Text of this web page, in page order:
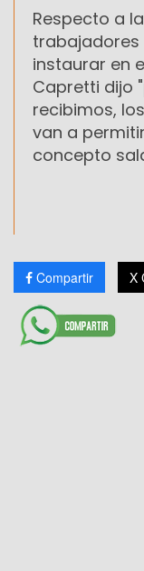
Respecto a
trabajadores
instaurar en
Capretti dijo
recibimos,
van a
concepto
Compartir X